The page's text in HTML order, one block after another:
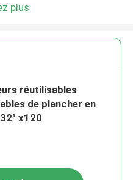
plus
réutilisables
de plancher en
x120